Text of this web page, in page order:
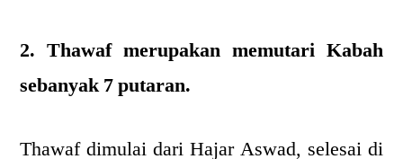
2. Thawaf merupakan memutari Kabah
sebanyak 7 putaran.
Thawaf dimulai dari Hajar Aswad, selesai di